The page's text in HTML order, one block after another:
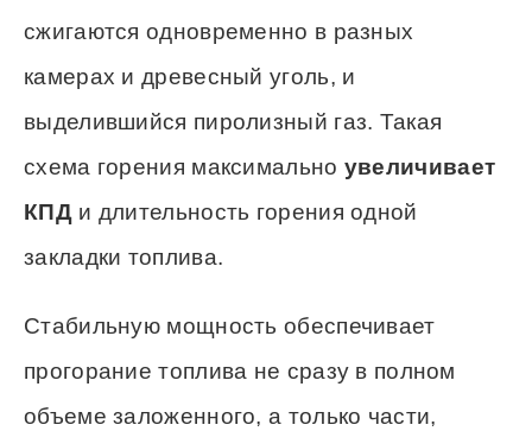
сжигаются одновременно в разных
камерах и древесный уголь, и
выделившийся пиролизный газ. Такая
схема горения максимально увеличивает
КПДи длительность горения одной
закладки топлива.
Стабильную мощность обеспечивает
прогорание топлива не сразу в полном
объеме заложенного, а только части,